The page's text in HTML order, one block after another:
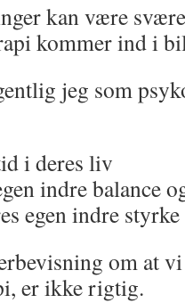
kan være
kommer ind i
jeg som
i deres liv
indre balance
egen indre styrke
om at
er ikke rigtig.